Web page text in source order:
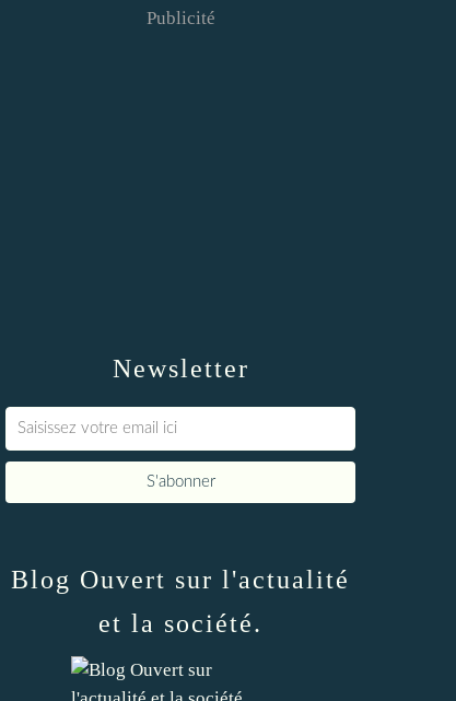
Newsletter
Publicité
Blog Ouvert sur l'actualité
et la société.